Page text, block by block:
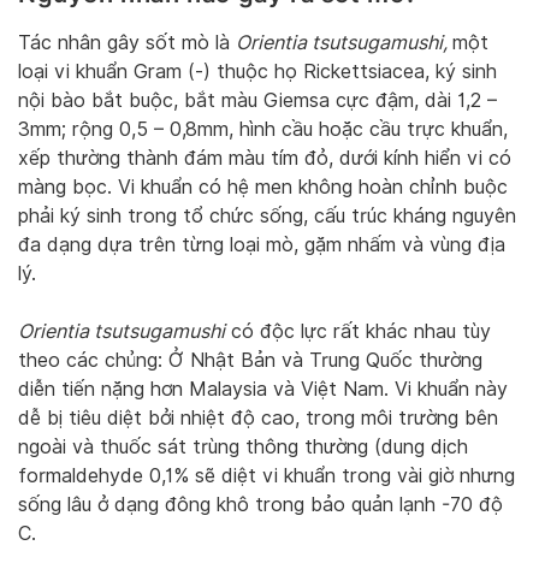
Tác nhân gây sốt mò là Orientia tsutsugamushi, một
loại vi khuẩn Gram (-) thuộc họ Rickettsiacea, ký sinh
nội bào bắt buộc, bắt màu Giemsa cực đậm, dài 1,2 –
3mm; rộng 0,5 – 0,8mm, hình cầu hoặc cầu trực khuẩn,
xếp thường thành đám màu tím đỏ, dưới kính hiển vi có
màng bọc. Vi khuẩn có hệ men không hoàn chỉnh buộc
phải ký sinh trong tổ chức sống, cấu trúc kháng nguyên
đa dạng dựa trên từng loại mò, gặm nhấm và vùng địa
lý.
Orientia tsutsugamushicó độc lực rất khác nhau tùy
theo các chủng: Ở Nhật Bản và Trung Quốc thường
diễn tiến nặng hơn Malaysia và Việt Nam. Vi khuẩn này
dễ bị tiêu diệt bởi nhiệt độ cao, trong môi trường bên
ngoài và thuốc sát trùng thông thường (dung dịch
formaldehyde 0,1% sẽ diệt vi khuẩn trong vài giờ nhưng
sống lâu ở dạng đông khô trong bảo quản lạnh -70 độ
C.